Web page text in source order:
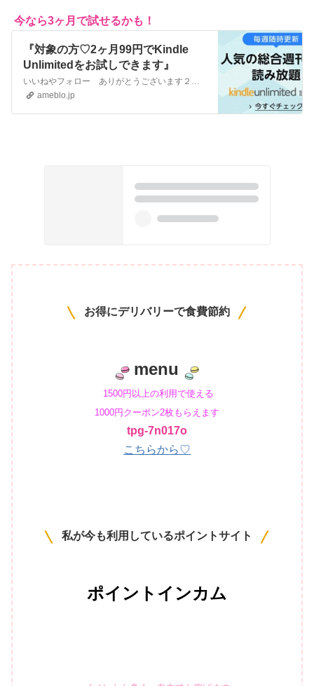
今なら3ヶ月で試せるかも！
『対象の方♡2ヶ月99円でKindle
Unlimitedをお試しできます』
いいねやフォロー ありがとうございます２人の子育て中の主婦すあまと申します楽しく生きることをモットーに暮らしのお金の使い方を研究しています Amazon …
ameblo.jp
お得にデリバリーで食費節約
menu
1500円以上の利用で使える
1000円クーポン2枚もらえます
tpg-7n017o
こちらから♡
私が今も利用しているポイントサイト
ポイントインカム